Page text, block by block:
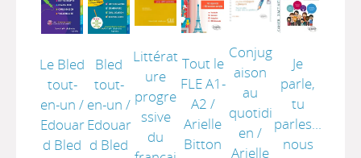
Le Bled
tout-
en-un /
Edouar
d Bled
Bled
tout-
en-un /
Edouar
d Bled
Littérat
ure
progre
ssive
du
Tout le
FLE A1-
A2 /
Arielle
Bitton
Conjug
aison
au
quotidi
en /
Arielle
Je
parle,
tu
parles...
nous